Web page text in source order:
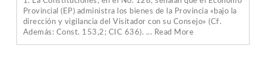
Provincial (EP) administra los bienes de la Provincia «bajo la
dirección y vigilancia del Visitador con su Consejo» (Cf.
Además: Const. 153,2; CIC 636). ... Read More